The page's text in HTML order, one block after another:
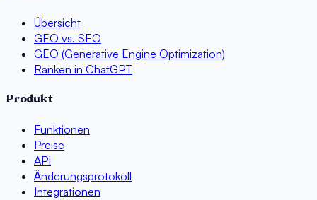
Übersicht
GEO vs. SEO
GEO (Generative Engine Optimization)
Ranken in ChatGPT
Produkt
Funktionen
Preise
API
Änderungsprotokoll
Integrationen